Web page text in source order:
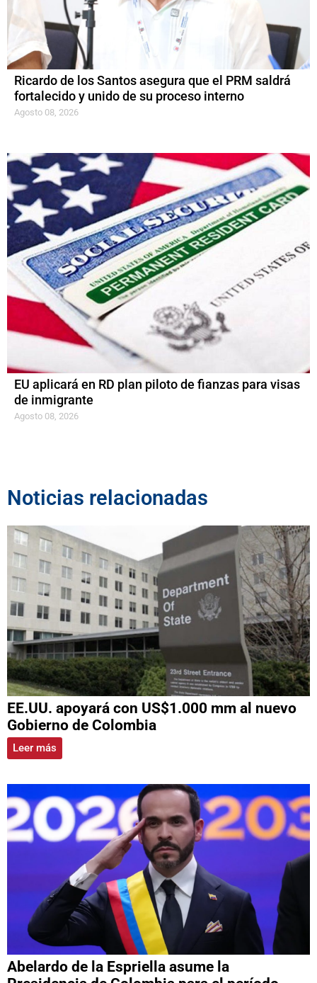
Ricardo de los Santos asegura que el PRM saldrá
fortalecido y unido de su proceso interno
Agosto 08, 2026
EU aplicará en RD plan piloto de fianzas para visas
de inmigrante
Agosto 08, 2026
Noticias relacionadas
EE.UU. apoyará con US$1.000 mm al nuevo
Gobierno de Colombia
Leer más
Abelardo de la Espriella asume la